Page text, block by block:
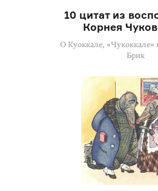
10 цитат из
Корнея
О Куоккале,
Брик